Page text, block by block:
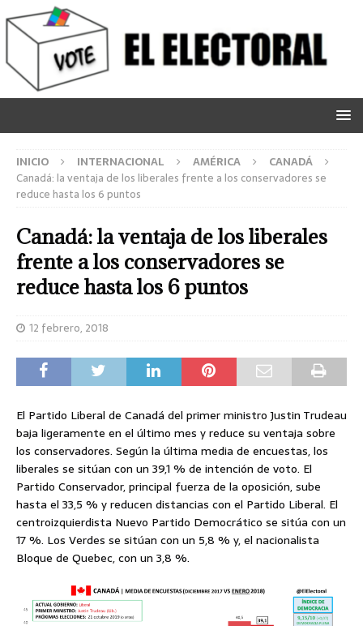
INICIO INTERNACIONAL AMÉRICA
CANADÁ
Canadá: la ventaja de los liberales frente a los conservadores se
reduce hasta los 6 puntos
Canadá: la ventaja de los liberales
frente a los conservadores se
reduce hasta los 6 puntos
12 febrero, 2018
El Partido Liberal de Canadá del primer ministro Justin Trudeau
baja ligeramente en el último mes y reduce su ventaja sobre
los conservadores. Según la última media de encuestas, los
liberales se sitúan con un 39,1 % de intención de voto. El
Partido Conservador, principal fuerza de la oposición, sube
hasta el 33,5 % y reducen distancias con el Partido Liberal. El
centroizquierdista Nuevo Partido Democrático se sitúa con un
17 %. Los Verdes se sitúan con un 5,8 % y, el nacionalista
Bloque de Quebec, con un 3,8 %.